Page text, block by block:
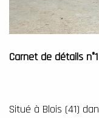
Carnet de détails
Situé à Blois (41)